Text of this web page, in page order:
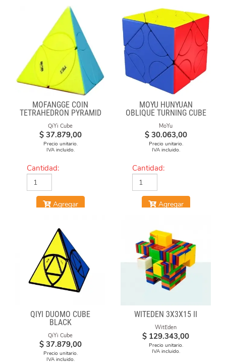
MOFANGGE COIN
TETRAHEDRON PYRAMID
STICKERLESS
QiYi Cube
$ 37.879,00
Precio unitario.
IVA incluido.
Cantidad:
Agregar
MOYU HUNYUAN
OBLIQUE TURNING CUBE
1 MIXUP SKEWB
MoYu
$ 30.063,00
Precio unitario.
IVA incluido.
Cantidad:
Agregar
QIYI DUOMO CUBE
BLACK
QiYi Cube
$ 37.879,00
Precio unitario.
IVA incluido.
WITEDEN 3X3X15 II
WitEden
$ 129.343,00
Precio unitario.
IVA incluido.